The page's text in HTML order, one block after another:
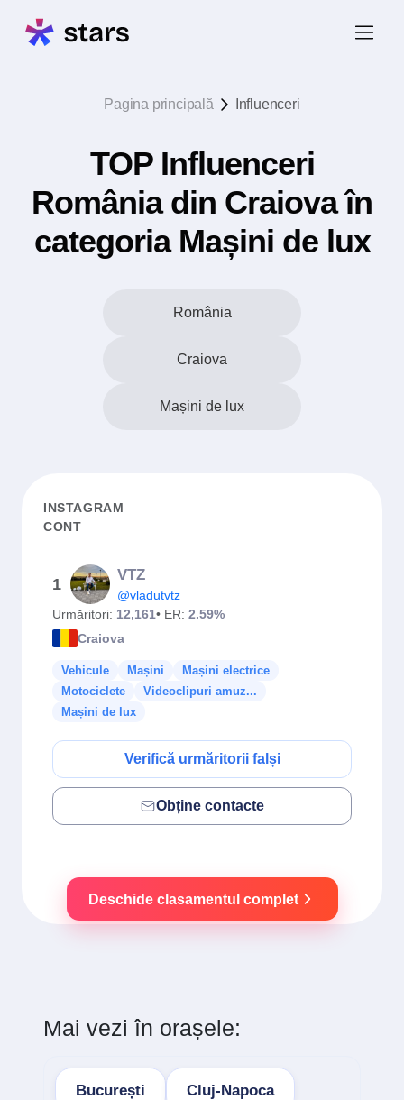
Pagina principală Influenceri
TOP Influenceri
România din Craiova în
categoria Mașini de lux
România
Craiova
Mașini de lux
INSTAGRAM
CONT
1
VTZ
@vladutvtz
Urmăritori: 12,161• ER: 2.59%
Craiova
Vehicule Mașini
Mașini electrice
Motociclete
Videoclipuri amuz...
Mașini de lux
Verifică urmăritorii falși
Obține contacte
Deschide clasamentul complet
Mai vezi în orașele:
București Cluj-Napoca